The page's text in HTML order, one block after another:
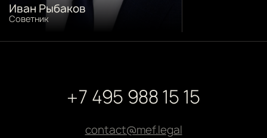
Иван Рыбаков
Советник
+7 495 988 15 15
contact@mef.legal